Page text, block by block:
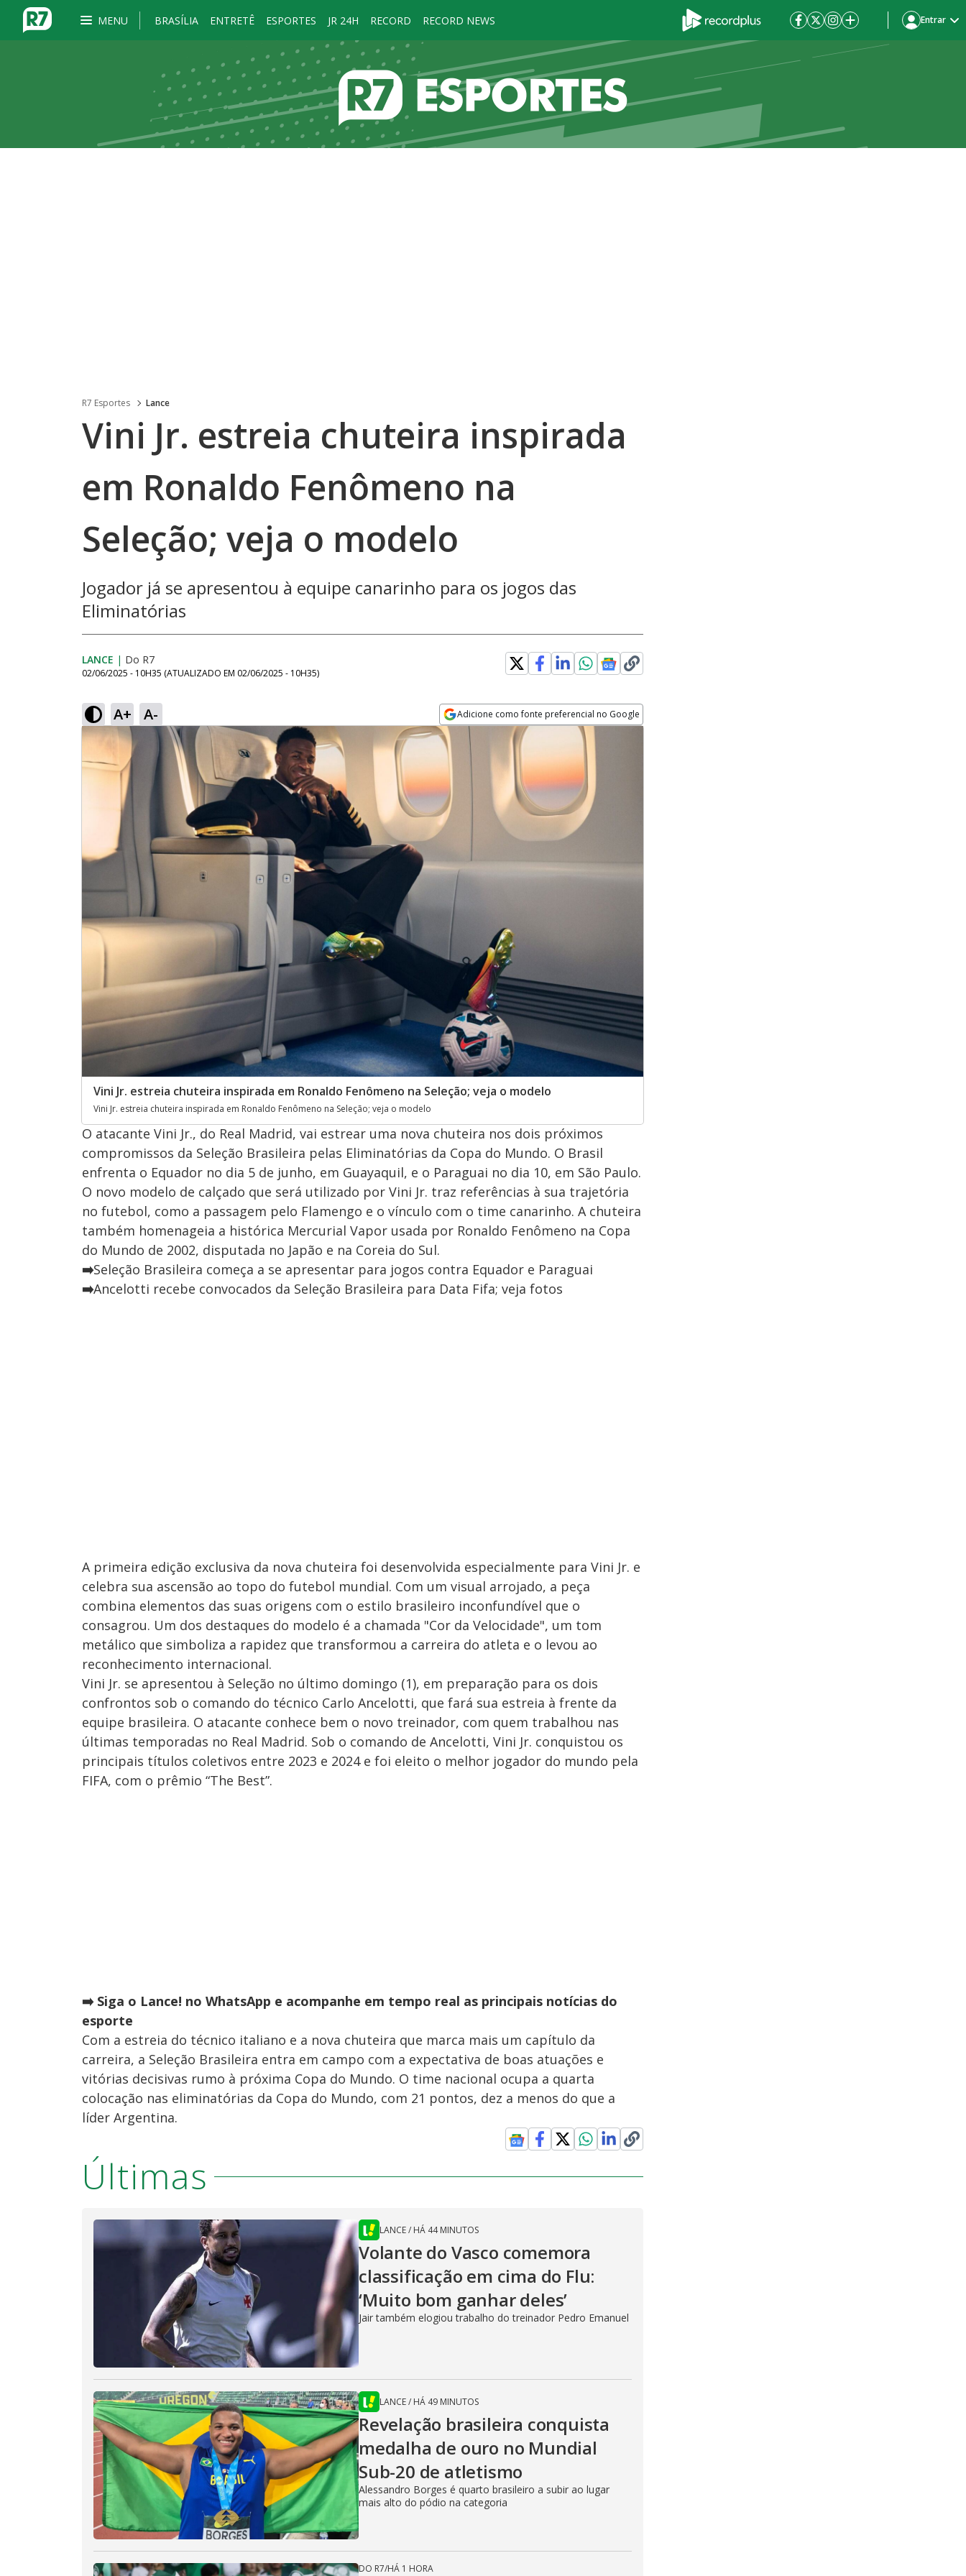
MENU BRASÍLIA ENTRETÊ ESPORTES JR 24H RECORD RECORD NEWS Entrar
R7 Esportes Lance
Vini Jr. estreia chuteira inspirada
em Ronaldo Fenômeno na
Seleção; veja o modelo
Jogador já se apresentou à equipe canarinho para os jogos das
Eliminatórias
LANCE | Do R7
02/06/2025 - 10H35 (ATUALIZADO EM 02/06/2025 - 10H35)
A+ A- Adicione como fonte preferencial no Google
Opens in new window
Vini Jr. estreia chuteira inspirada em Ronaldo Fenômeno na Seleção; veja o modelo
Vini Jr. estreia chuteira inspirada em Ronaldo Fenômeno na Seleção; veja o modelo
O atacante Vini Jr., do Real Madrid, vai estrear uma nova chuteira nos dois próximos
compromissos da Seleção Brasileira pelas Eliminatórias da Copa do Mundo. O Brasil
enfrenta o Equador no dia 5 de junho, em Guayaquil, e o Paraguai no dia 10, em São Paulo.
O novo modelo de calçado que será utilizado por Vini Jr. traz referências à sua trajetória
no futebol, como a passagem pelo Flamengo e o vínculo com o time canarinho. A chuteira
também homenageia a histórica Mercurial Vapor usada por Ronaldo Fenômeno na Copa
do Mundo de 2002, disputada no Japão e na Coreia do Sul.
➡️Seleção Brasileira começa a se apresentar para jogos contra Equador e Paraguai
➡️Ancelotti recebe convocados da Seleção Brasileira para Data Fifa; veja fotos
A primeira edição exclusiva da nova chuteira foi desenvolvida especialmente para Vini Jr. e
celebra sua ascensão ao topo do futebol mundial. Com um visual arrojado, a peça
combina elementos das suas origens com o estilo brasileiro inconfundível que o
consagrou. Um dos destaques do modelo é a chamada "Cor da Velocidade", um tom
metálico que simboliza a rapidez que transformou a carreira do atleta e o levou ao
reconhecimento internacional.
Vini Jr. se apresentou à Seleção no último domingo (1), em preparação para os dois
confrontos sob o comando do técnico Carlo Ancelotti, que fará sua estreia à frente da
equipe brasileira. O atacante conhece bem o novo treinador, com quem trabalhou nas
últimas temporadas no Real Madrid. Sob o comando de Ancelotti, Vini Jr. conquistou os
principais títulos coletivos entre 2023 e 2024 e foi eleito o melhor jogador do mundo pela
FIFA, com o prêmio “The Best”.
➡️ Siga o Lance! no WhatsApp e acompanhe em tempo real as principais notícias do
esporte
Com a estreia do técnico italiano e a nova chuteira que marca mais um capítulo da
carreira, a Seleção Brasileira entra em campo com a expectativa de boas atuações e
vitórias decisivas rumo à próxima Copa do Mundo. O time nacional ocupa a quarta
colocação nas eliminatórias da Copa do Mundo, com 21 pontos, dez a menos do que a
líder Argentina.
Últimas
LANCE/ HÁ 44 MINUTOS
Volante do Vasco comemora
classificação em cima do Flu:
‘Muito bom ganhar deles’
Jair também elogiou trabalho do treinador Pedro Emanuel
LANCE/ HÁ 49 MINUTOS
Revelação brasileira conquista
medalha de ouro no Mundial
Sub-20 de atletismo
Alessandro Borges é quarto brasileiro a subir ao lugar
mais alto do pódio na categoria
DO R7/HÁ 1 HORA